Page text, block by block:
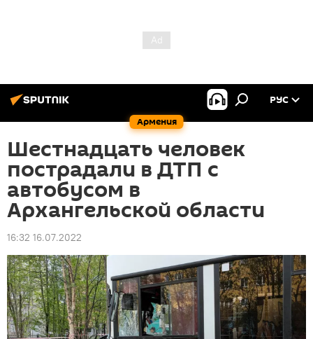
Армения
РУС
Шестнадцать человек
пострадали в ДТП с
автобусом в
Архангельской области
16:32 16.07.2022